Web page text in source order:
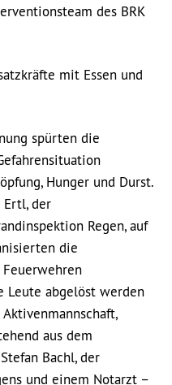
des BRK
mit Essen und
spürten die
Hunger und Durst.
Ertl, der
Regen, auf
die
Leute abgelöst werden
aus dem
Bachl, der
und einem Notarzt –